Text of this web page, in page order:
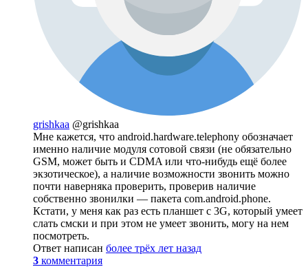
grishkaa @grishkaa
Мне кажется, что android.hardware.telephony обозначает
именно наличие модуля сотовой связи (не обязательно
GSM, может быть и CDMA или что-нибудь ещё более
экзотическое), а наличие возможности звонить можно
почти наверняка проверить, проверив наличие
собственно звонилки — пакета com.android.phone.
Кстати, у меня как раз есть планшет с 3G, который умеет
слать смски и при этом не умеет звонить, могу на нем
посмотреть.
Ответ написан более трёх лет назад
3 комментария